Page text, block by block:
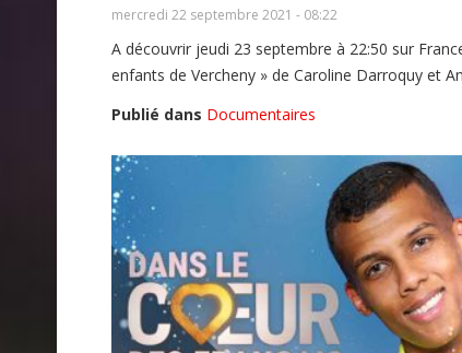
mercredi 22 septembre 2021 - 08:22
A découvrir jeudi 23 septembre à 22:50 sur
enfants de Vercheny » de Caroline Darroquy et
Publié dans Documentaires